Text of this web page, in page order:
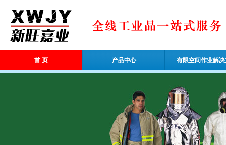
首 页 产品中心 有限空间作业解